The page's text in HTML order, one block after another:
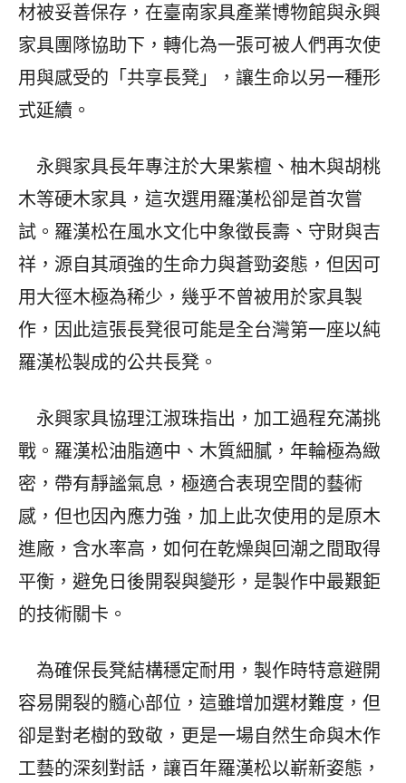
材被妥善保存，在臺南家具產業博物館與永興
家具團隊協助下，轉化為一張可被人們再次使
用與感受的「共享長凳」，讓生命以另一種形
式延續。
永興家具長年專注於大果紫檀、柚木與胡桃
木等硬木家具，這次選用羅漢松卻是首次嘗
試。羅漢松在風水文化中象徵長壽、守財與吉
祥，源自其頑強的生命力與蒼勁姿態，但因可
用大徑木極為稀少，幾乎不曾被用於家具製
作，因此這張長凳很可能是全台灣第一座以純
羅漢松製成的公共長凳。
永興家具協理江淑珠指出，加工過程充滿挑
戰。羅漢松油脂適中、木質細膩，年輪極為緻
密，帶有靜謐氣息，極適合表現空間的藝術
感，但也因內應力強，加上此次使用的是原木
進廠，含水率高，如何在乾燥與回潮之間取得
平衡，避免日後開裂與變形，是製作中最艱鉅
的技術關卡。
為確保長凳結構穩定耐用，製作時特意避開
容易開裂的髓心部位，這雖增加選材難度，但
卻是對老樹的致敬，更是一場自然生命與木作
工藝的深刻對話，讓百年羅漢松以嶄新姿態，